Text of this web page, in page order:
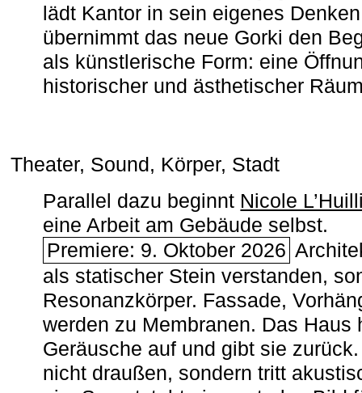
lädt Kantor in sein eigenes
übernimmt das neue Gorki den
als künstlerische Form: eine
historischer und ästhetischer
Theater, Sound, Körper, Stadt
Parallel dazu beginnt Nicole
eine Arbeit am Gebäude selbst.
Premiere: 9. Oktober 2026
als statischer Stein verstanden,
Resonanzkörper. Fassade,
werden zu Membranen. Das Haus
Geräusche auf und gibt sie
nicht draußen, sondern tritt